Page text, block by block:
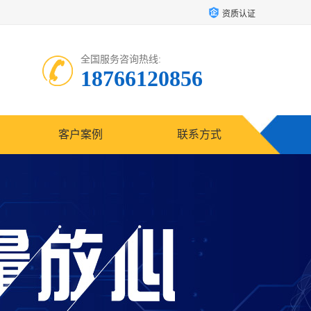
资质认证
全国服务咨询热线:
18766120856
客户案例 联系方式